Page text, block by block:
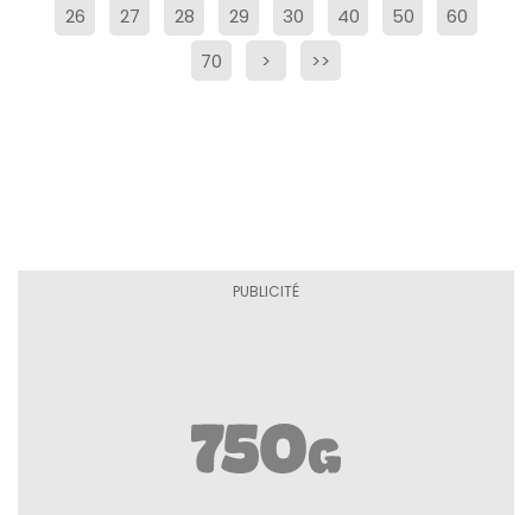
26
27 28 29 30 40 50
60
70
> >>